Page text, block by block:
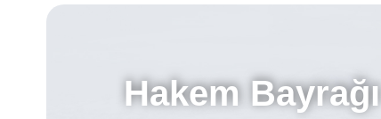
Hakem Bayrağı